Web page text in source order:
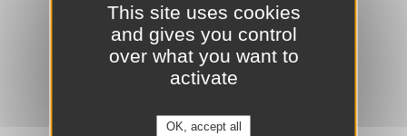
Ajouter un CV*
This site uses cookies
and gives you control
over what you want to
activate
OK, accept all